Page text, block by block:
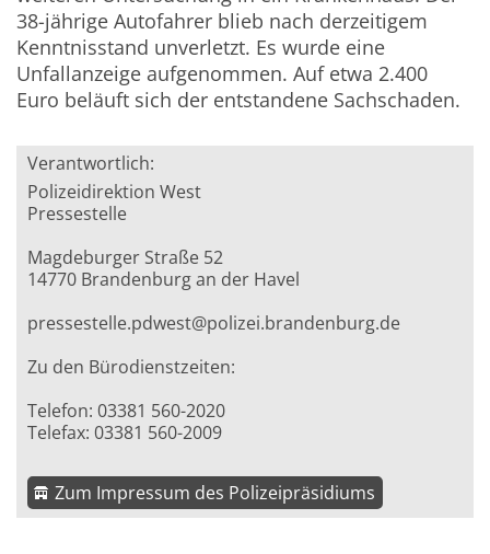
38-jährige Autofahrer blieb nach derzeitigem
Kenntnisstand unverletzt. Es wurde eine
Unfallanzeige aufgenommen. Auf etwa 2.400
Euro beläuft sich der entstandene Sachschaden.
Verantwortlich:
Polizeidirektion West
Pressestelle
Magdeburger Straße 52
14770 Brandenburg an der Havel
pressestelle.pdwest@polizei.brandenburg.de
Zu den Bürodienstzeiten:
Telefon: 03381 560-2020
Telefax: 03381 560-2009
Zum Impressum des Polizeipräsidiums